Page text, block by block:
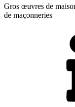
Gros œuvres de
de maçonneries